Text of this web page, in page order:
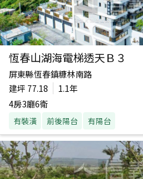
恆春山湖海電梯透天Ｂ３
屏東縣恆春鎮糠林南路
建坪 77.18
1.1年
4房3廳6衛
有裝潢 前後陽台 有陽台